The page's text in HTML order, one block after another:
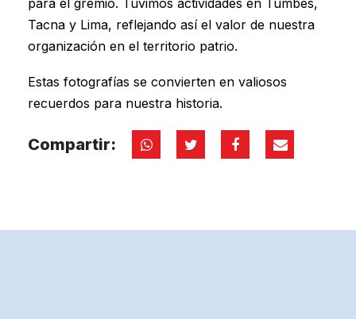
Tacna y Lima, reflejando así el valor de nuestra
organización en el territorio patrio.
Estas fotografías se convierten en valiosos
recuerdos para nuestra historia.
Compartir: